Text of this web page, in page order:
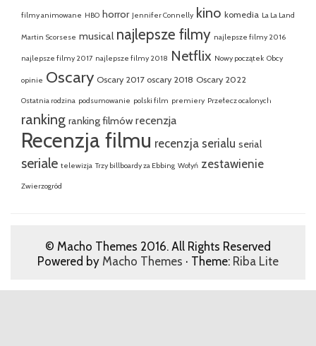
filmy animowane HBO horror Jennifer Connelly kino komedia La La Land
Martin Scorsese musical najlepsze filmy najlepsze filmy 2016
najlepsze filmy 2017 najlepsze filmy 2018 Netflix Nowy początek Obcy
opinie Oscary Oscary 2017 oscary 2018 Oscary 2022
Ostatnia rodzina podsumowanie polski film premiery Przełecz ocalonych
ranking ranking filmów recenzja
Recenzja filmu recenzja serialu serial
seriale telewizja Trzy billboardy za Ebbing Wołyń zestawienie
Zwierzogród
© Macho Themes 2016. All Rights Reserved
Powered by Macho Themes · Theme: Riba Lite